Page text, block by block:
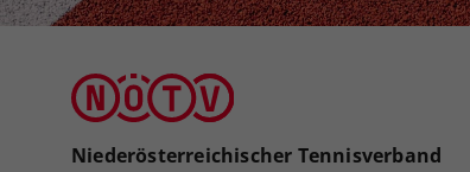
Niederösterreichischer Tennisverband